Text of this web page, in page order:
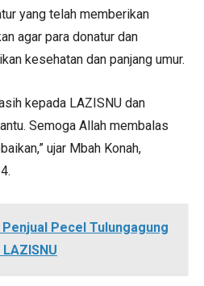
yang telah memberikan
agar para donatur dan
kesehatan dan panjang umur.
kepada LAZISNU dan
Semoga Allah membalas
ujar Mbah Konah,
Penjual Pecel Tulungagung